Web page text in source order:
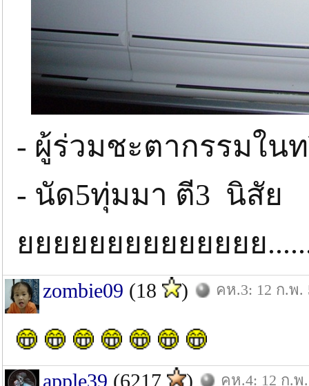
- ผู้ร่วมชะตากรรมใน
- นัด5ทุ่มมา ตี3 นิสัย
ยยยยยยยยยยยยยย
zombie09 (18 ) คห.3: 12 ก.พ.
apple39 (6217 ) คห.4: 12 ก.พ